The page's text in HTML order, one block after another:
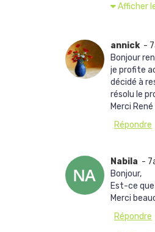
Afficher
annick -
Bonjour
je profite
décidé à
résolu le
Merci
Répondre
Nabila -
Bonjour,
Est-ce
Merci
Répondre